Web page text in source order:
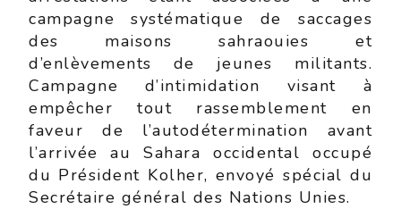
campagne systématique de saccages
des maisons sahraouies et
d’enlèvements de jeunes militants.
Campagne d’intimidation visant à
empêcher tout rassemblement en
faveur de l’autodétermination avant
l’arrivée au Sahara occidental occupé
du Président Kolher, envoyé spécial du
Secrétaire général des Nations Unies.